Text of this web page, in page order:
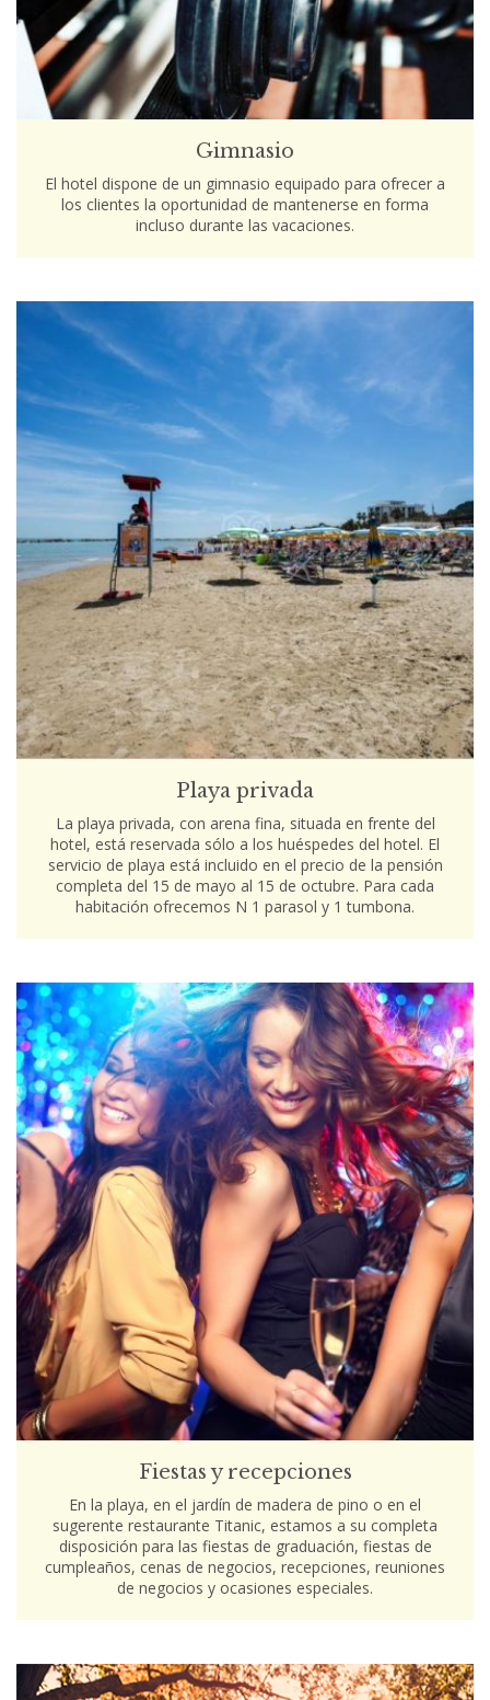
Gimnasio
El hotel dispone de un gimnasio equipado para ofrecer a
los clientes la oportunidad de mantenerse en forma
incluso durante las vacaciones.
Playa privada
La playa privada, con arena fina, situada en frente del
hotel, está reservada sólo a los huéspedes del hotel. El
servicio de playa está incluido en el precio de la pensión
completa del 15 de mayo al 15 de octubre. Para cada
habitación ofrecemos N 1 parasol y 1 tumbona.
Fiestas y recepciones
En la playa, en el jardín de madera de pino o en el
sugerente restaurante Titanic, estamos a su completa
disposición para las fiestas de graduación, fiestas de
cumpleaños, cenas de negocios, recepciones, reuniones
de negocios y ocasiones especiales.